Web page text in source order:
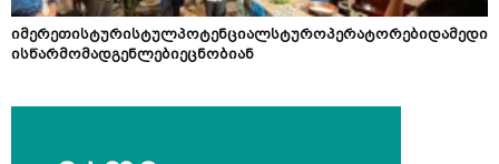
იმერეთისტურისტულპოტენციალსტუროპერატორებიდამედი
ისწარმომადგენლებიეცნობიან